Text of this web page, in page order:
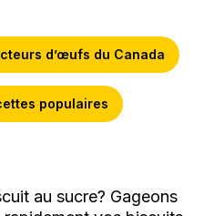
d’œufs du Canada
populaires
au sucre? Gageons